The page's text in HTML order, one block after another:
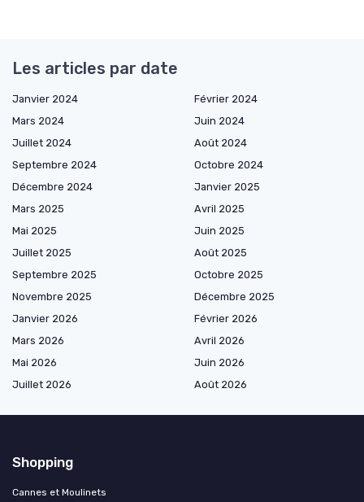
Les articles par date
Janvier 2024
Février 2024
Mars 2024
Juin 2024
Juillet 2024
Août 2024
Septembre 2024
Octobre 2024
Décembre 2024
Janvier 2025
Mars 2025
Avril 2025
Mai 2025
Juin 2025
Juillet 2025
Août 2025
Septembre 2025
Octobre 2025
Novembre 2025
Décembre 2025
Janvier 2026
Février 2026
Mars 2026
Avril 2026
Mai 2026
Juin 2026
Juillet 2026
Août 2026
Shopping
Cannes et Moulinets